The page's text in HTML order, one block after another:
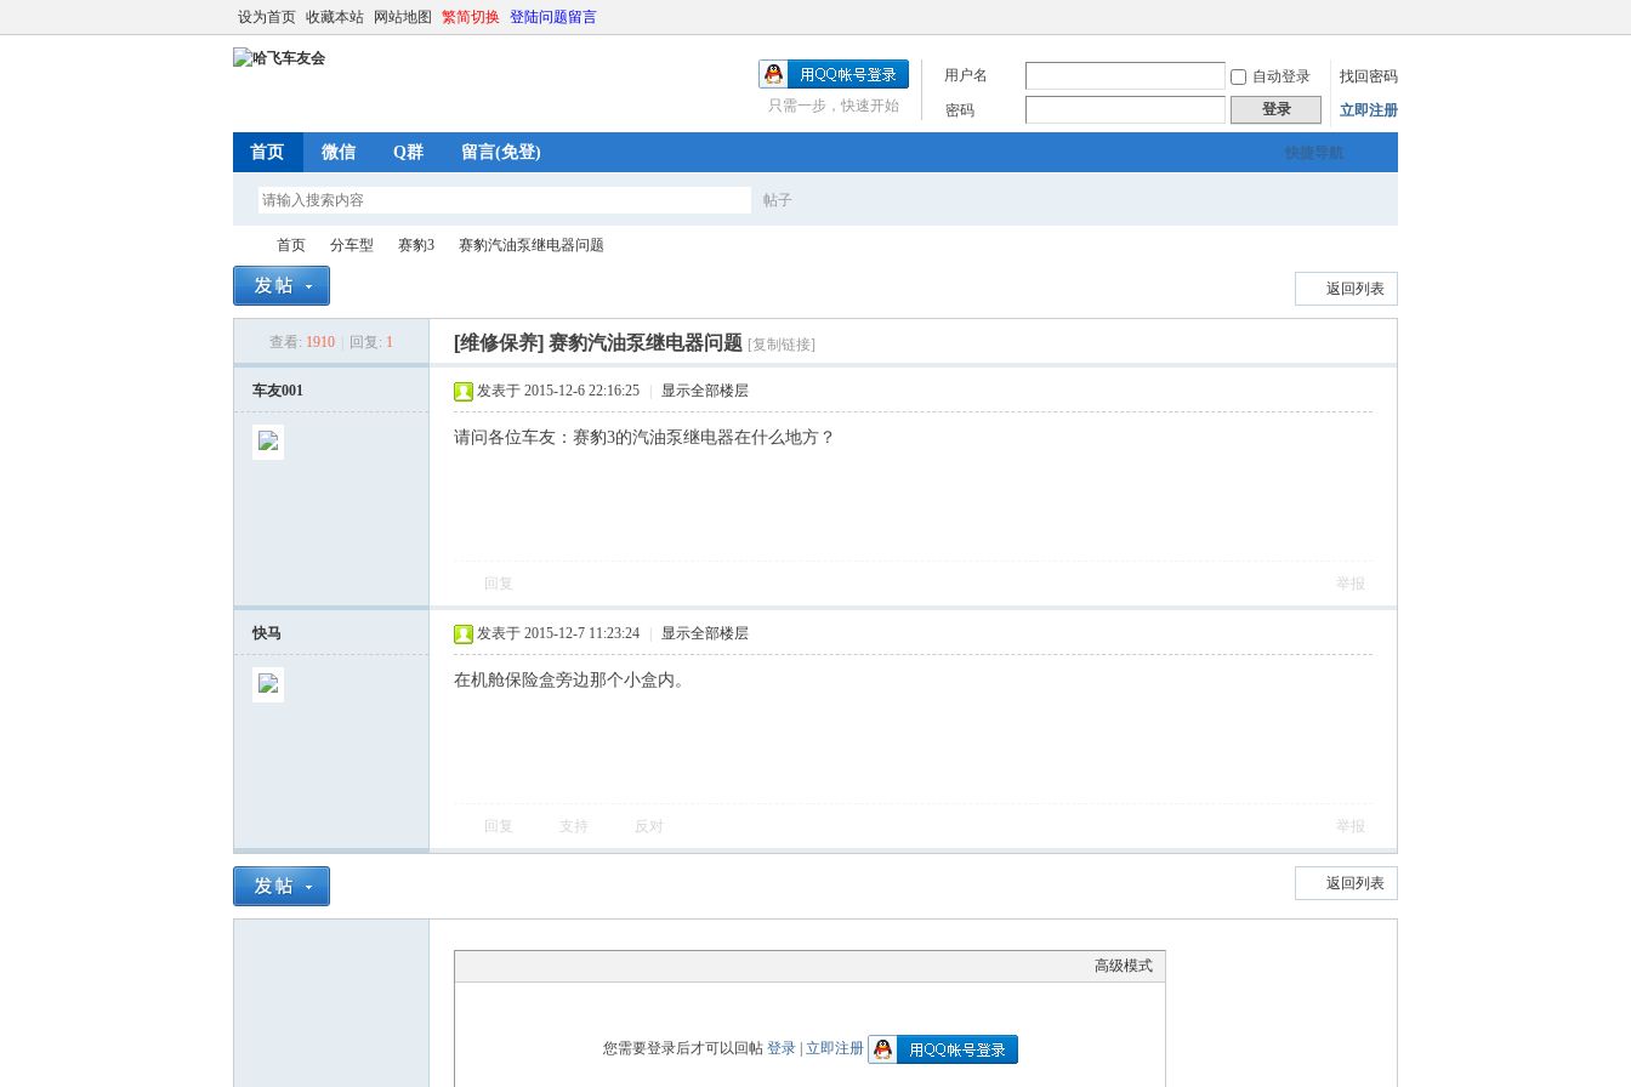
设为首页 收藏本站 网站地图 繁简切换 登陆问题留言
用户名 自动登录
找回密码
密码
登录 立即注册
只需一步，快速开始
快捷导航
首页 微信 Q群 留言(免登)
帖子
首页
›
分车型
›
赛豹3 赛豹汽油泵继电器问题
返回列表
查看: 1910 回复: 1 [维修保养] 赛豹汽油泵继电器问题 [复制链接]
车友001 发表于 2015-12-6 22:16:25 显示全部楼层
请问各位车友：赛豹3的汽油泵继电器在什么地方？
回复 举报
快马 发表于 2015-12-7 11:23:24 显示全部楼层
在机舱保险盒旁边那个小盒内。
回复 支持 反对 举报
返回列表
高级模式
您需要登录后才可以回帖 登录| 立即注册